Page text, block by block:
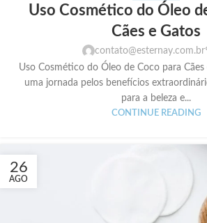
Uso Cosmético do Óleo
Cães e Gatos
contato@esternay.com.br
Uso Cosmético do Óleo de Coco para
uma jornada pelos benefícios
para a beleza e...
CONTINUE READING
26
AGO